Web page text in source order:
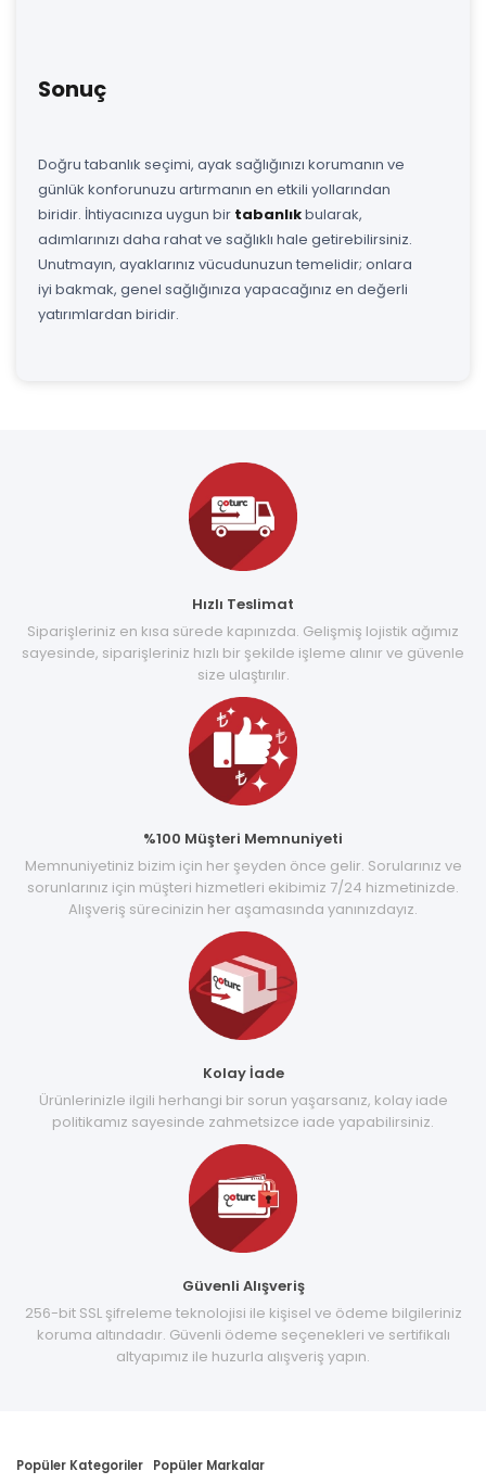
Sonuç
Doğru tabanlık seçimi, ayak sağlığınızı korumanın ve
günlük konforunuzu artırmanın en etkili yollarından
biridir. İhtiyacınıza uygun bir tabanlıkbularak,
adımlarınızı daha rahat ve sağlıklı hale getirebilirsiniz.
Unutmayın, ayaklarınız vücudunuzun temelidir; onlara
iyi bakmak, genel sağlığınıza yapacağınız en değerli
yatırımlardan biridir.
Hızlı Teslimat
Siparişleriniz en kısa sürede kapınızda. Gelişmiş lojistik ağımız
sayesinde, siparişleriniz hızlı bir şekilde işleme alınır ve güvenle
size ulaştırılır.
%100 Müşteri Memnuniyeti
Memnuniyetiniz bizim için her şeyden önce gelir. Sorularınız ve
sorunlarınız için müşteri hizmetleri ekibimiz 7/24 hizmetinizde.
Alışveriş sürecinizin her aşamasında yanınızdayız.
Kolay İade
Ürünlerinizle ilgili herhangi bir sorun yaşarsanız, kolay iade
politikamız sayesinde zahmetsizce iade yapabilirsiniz.
Güvenli Alışveriş
256-bit SSL şifreleme teknolojisi ile kişisel ve ödeme bilgileriniz
koruma altındadır. Güvenli ödeme seçenekleri ve sertifikalı
altyapımız ile huzurla alışveriş yapın.
Popüler Kategoriler Popüler Markalar